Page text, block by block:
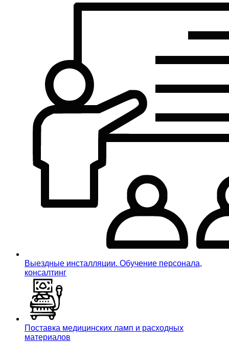
Выездные инсталляции. Обучение персонала,
консалтинг
Поставка медицинских ламп и расходных
материалов